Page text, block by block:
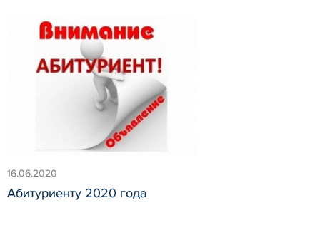
16.06.2020
Абитуриенту 2020 года